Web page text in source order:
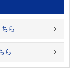
ら
ら